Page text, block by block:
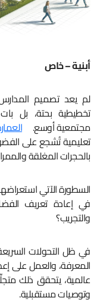
أبنية – خاص
لم يعد تصميم
تخطيطية بحتة، بل
مجتمعية أوسع.
تعليمية تُشجع على
بالحجرات المغلقة
السطورة الآتي
في إعادة تعريف
والتجريب؟
في ظل التحولات
المعرفة، والعمل على
عالمية، يتحقق ذلك
وتوصيات مستقبلية.